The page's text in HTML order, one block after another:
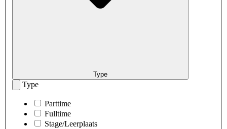
Type
Type
Parttime
Fulltime
Stage/Leerplaats